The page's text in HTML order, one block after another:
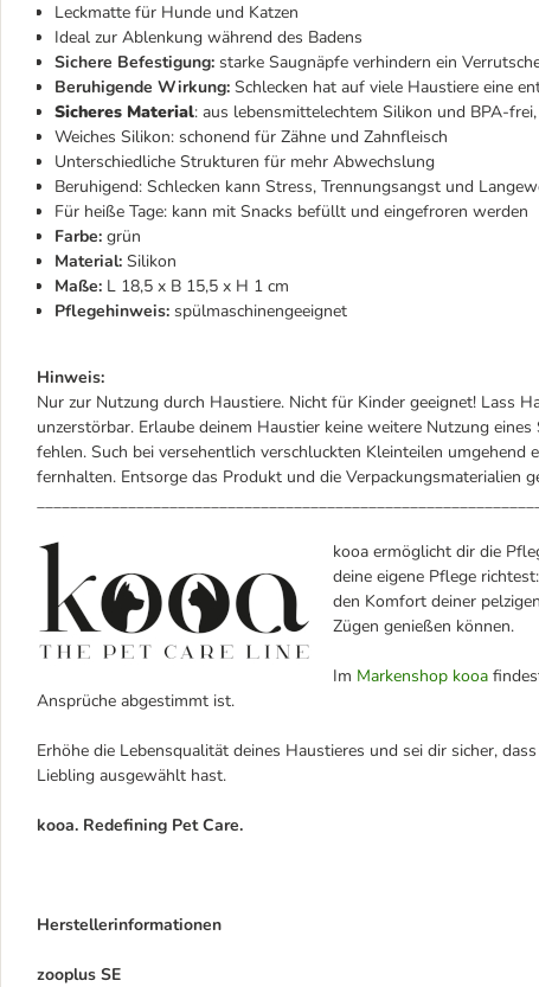
Leckmatte für Hunde und Katzen
Ideal zur Ablenkung während des Badens
Sichere Befestigung: starke Saugnäpfe verhindern ein
Beruhigende Wirkung: Schlecken hat auf viele Haustiere eine
Sicheres Material: aus lebensmittelechtem Silikon und BPA-
Weiches Silikon: schonend für Zähne und Zahnfleisch
Unterschiedliche Strukturen für mehr Abwechslung
Beruhigend: Schlecken kann Stress, Trennungsangst und
Für heiße Tage: kann mit Snacks befüllt und eingefroren werden
Farbe: grün
Material: Silikon
Maße: L 18,5 x B 15,5 x H 1 cm
Pflegehinweis: spülmaschinengeeignet
Hinweis:
Nur zur Nutzung durch Haustiere. Nicht für Kinder geeignet! Lass
unzerstörbar. Erlaube deinem Haustier keine weitere Nutzung
fehlen. Such bei versehentlich verschluckten Kleinteilen
fernhalten. Entsorge das Produkt und die Verpackungsmaterialien
kooa ermöglicht dir die
deine eigene Pflege
den Komfort deiner
Zügen genießen können.
Im Markenshop kooa
Ansprüche abgestimmt ist.
Erhöhe die Lebensqualität deines Haustieres und sei dir sicher,
Liebling ausgewählt hast.
kooa. Redefining Pet Care.
Herstellerinformationen
zooplus SE